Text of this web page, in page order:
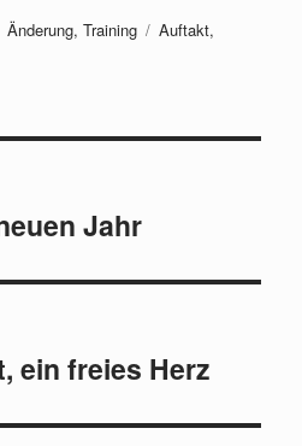
Kategorien
Änderung,Training Schlagwörter
Auftakt,
Jahr
ein freies Herz